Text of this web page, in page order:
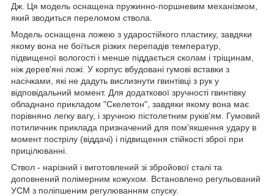
Дж. Ця модель оснащена пружинно-поршневим механізмом,
який зводиться переломом ствола.
Модель оснащена ложею з ударостійкого пластику, завдяки
якому вона не боїться різких перепадів температур,
підвищеної вологості і менше піддається сколам і тріщинам,
ніж дерев'яні ложі. У корпус вбудовані гумові вставки з
насічками, які не дадуть вислизнути гвинтівці з рук у
відповідальний момент. Для додаткової зручності гвинтівку
обладнано прикладом "Скелетон", завдяки якому вона має
порівняно легку вагу, і зручною пістолетним руків'ям. Гумовий
потиличник приклада призначений для пом'якшення удару в
момент пострілу (віддачі) і підвищення стійкості зброї при
прицілюванні.
Ствол - нарізний і виготовлений зі збройової сталі та
доповнений полімерним кожухом. Встановлено регульований
УСМ з поліпшеним регулюванням спуску.